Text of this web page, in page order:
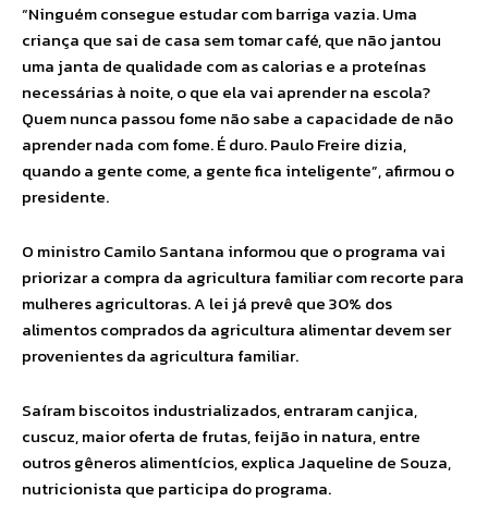
“Ninguém consegue estudar com barriga vazia. Uma
criança que sai de casa sem tomar café, que não jantou
uma janta de qualidade com as calorias e a proteínas
necessárias à noite, o que ela vai aprender na escola?
Quem nunca passou fome não sabe a capacidade de não
aprender nada com fome. É duro. Paulo Freire dizia,
quando a gente come, a gente fica inteligente”, afirmou o
presidente.
O ministro Camilo Santana informou que o programa vai
priorizar a compra da agricultura familiar com recorte para
mulheres agricultoras. A lei já prevê que 30% dos
alimentos comprados da agricultura alimentar devem ser
provenientes da agricultura familiar.
Saíram biscoitos⁯ industrializados, entraram canjica,
cuscuz, maior oferta de frutas, feijão in natura, entre
outros gêneros alimentícios, explica Jaqueline de Souza,
nutricionista que participa do programa.